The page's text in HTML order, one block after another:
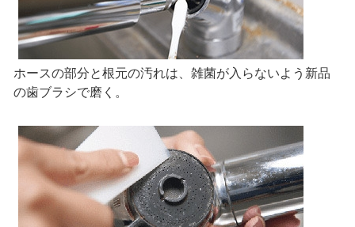
ホースの部分と根元の汚れは、雑菌が入らないよう新品
の歯ブラシで磨く。